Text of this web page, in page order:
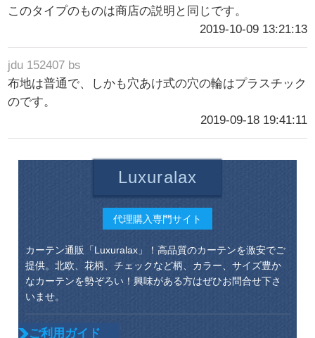
このタイプのものは商店の説明と同じです。
2019-10-09 13:21:13
jdu 152407 bs
布地は普通で、しかも穴あけ式の穴の輪はプラスチック
のです。
2019-09-18 19:41:11
Luxuralax
代理購入専門サイト
カーテン通販「Luxuralax」！高品質のカーテンを激安でご
提供。北欧、花柄、チェックなど柄、カラー、サイズ豊か
なカーテンを勢ぞろい！興味がある方はぜひお問合せ下さ
いませ。
ご利用ガイド